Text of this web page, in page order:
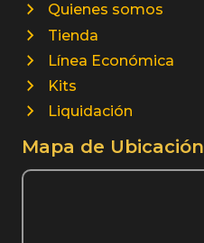
Quienes somos
Tienda
Línea Económica
Kits
Liquidación
Mapa de Ubicación